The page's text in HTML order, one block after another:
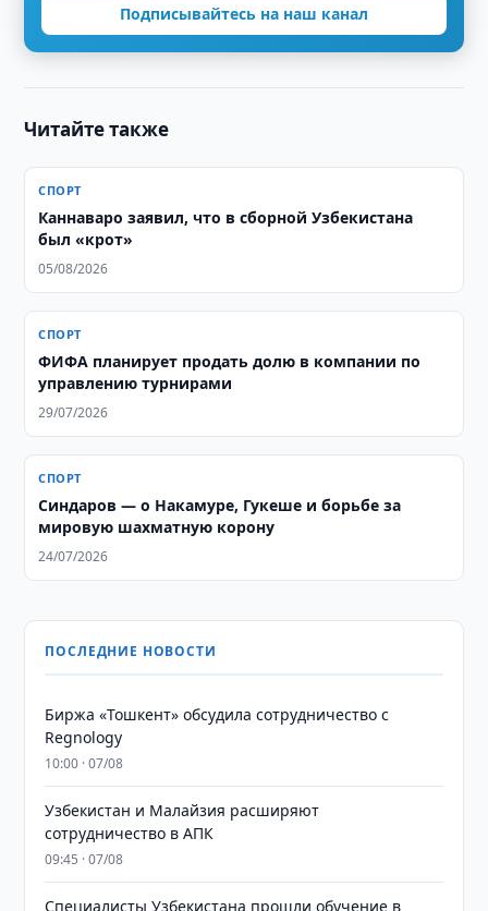
Подписывайтесь на наш канал
Читайте также
СПОРТ
Каннаваро заявил, что в сборной Узбекистана
был «крот»
05/08/2026
СПОРТ
ФИФА планирует продать долю в компании по
управлению турнирами
29/07/2026
СПОРТ
Синдаров — о Накамуре, Гукеше и борьбе за
мировую шахматную корону
24/07/2026
ПОСЛЕДНИЕ НОВОСТИ
Биржа «Тошкент» обсудила сотрудничество с
Regnology
10:00 · 07/08
Узбекистан и Малайзия расширяют
сотрудничество в АПК
09:45 · 07/08
Специалисты Узбекистана прошли обучение в